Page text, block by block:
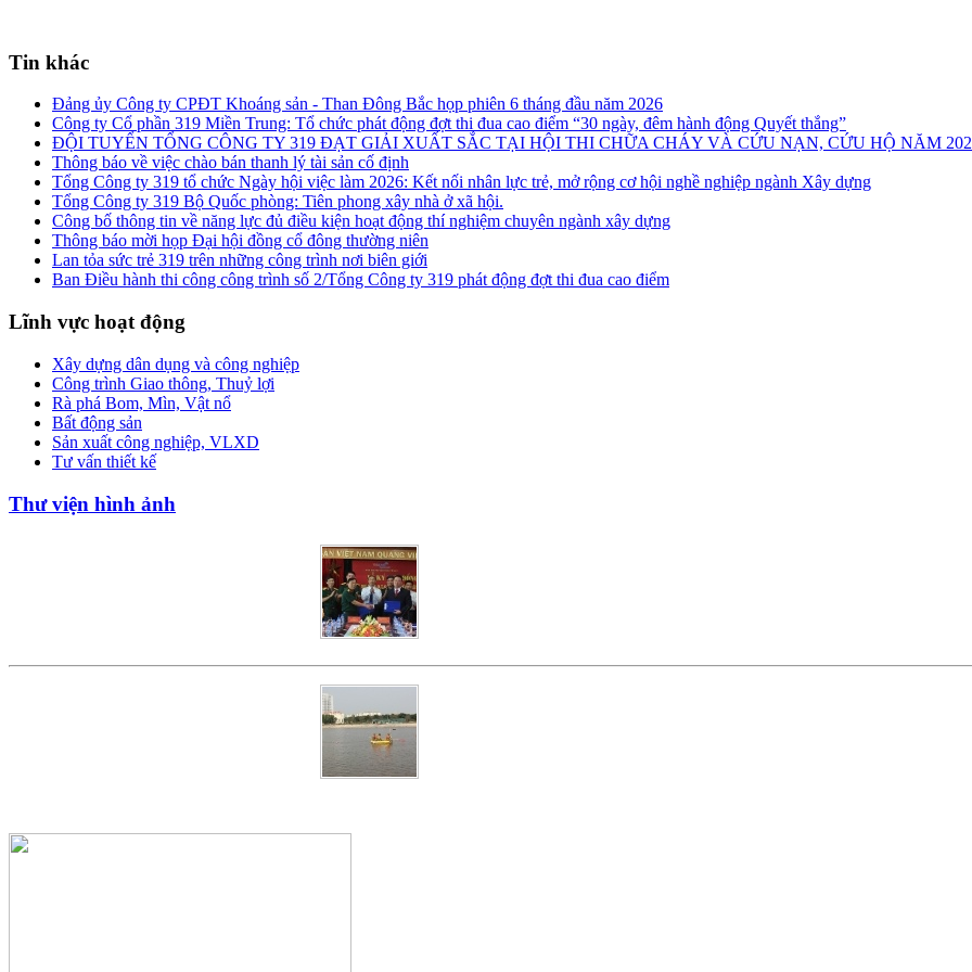
Tin khác
Đảng ủy Công ty CPĐT Khoáng sản - Than Đông Bắc họp phiên 6 tháng đầu năm 2026
Công ty Cổ phần 319 Miền Trung: Tổ chức phát động đợt thi đua cao điểm “30 ngày, đêm hành động Quyết thắng”
ĐỘI TUYỂN TỔNG CÔNG TY 319 ĐẠT GIẢI XUẤT SẮC TẠI HỘI THI CHỮA CHÁY VÀ CỨU NẠN, CỨU HỘ NĂM
Thông báo về việc chào bán thanh lý tài sản cố định
Tổng Công ty 319 tổ chức Ngày hội việc làm 2026: Kết nối nhân lực trẻ, mở rộng cơ hội nghề nghiệp ngành Xây dựng
Tổng Công ty 319 Bộ Quốc phòng: Tiên phong xây nhà ở xã hội.
Công bố thông tin về năng lực đủ điều kiện hoạt động thí nghiệm chuyên ngành xây dựng
Thông báo mời họp Đại hội đồng cổ đông thường niên
Lan tỏa sức trẻ 319 trên những công trình nơi biên giới
Ban Điều hành thi công công trình số 2/Tổng Công ty 319 phát động đợt thi đua cao điểm
Lĩnh vực hoạt động
Xây dựng dân dụng và công nghiệp
Công trình Giao thông, Thuỷ lợi
Rà phá Bom, Mìn, Vật nổ
Bất động sản
Sản xuất công nghiệp, VLXD
Tư vấn thiết kế
Thư viện hình ảnh